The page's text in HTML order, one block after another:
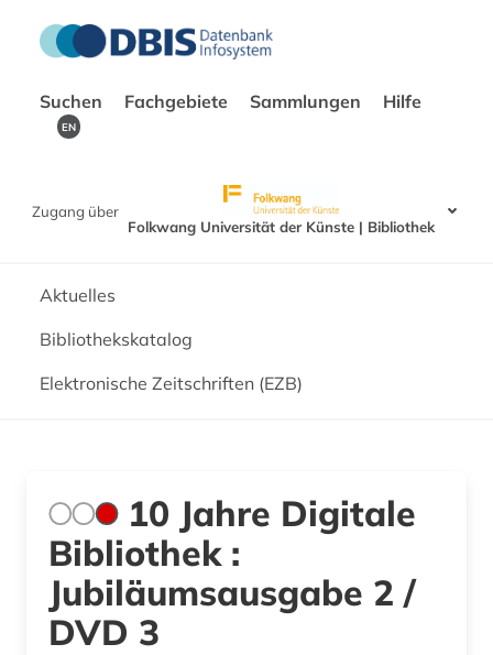
Suchen Fachgebiete Sammlungen Hilfe
EN
Zugang über
Folkwang Universität der Künste | Bibliothek
Aktuelles
Bibliothekskatalog
Elektronische Zeitschriften (EZB)
10 Jahre Digitale
Bibliothek :
Jubiläumsausgabe 2 /
DVD 3